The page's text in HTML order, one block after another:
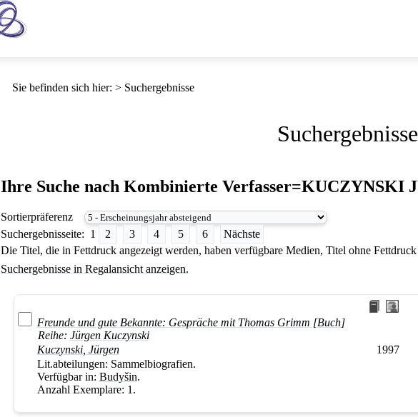
Sie befinden sich hier: Suchergebnisse
Suchergebnisse
Ihre Suche nach Kombinierte Verfasser=KUCZYNSKI
Sortierpräferenz
Suchergebnisseite: 1 2 3 4 5 6
Nächste
Die Titel, die in Fettdruck angezeigt werden, haben verfügbare Medien, Titel ohne
Suchergebnisse in Regalansicht anzeigen.
Freunde und gute Bekannte: Gespräche mit Thomas Grimm [Buch]
Reihe: Jürgen Kuczynski
Kuczynski, Jürgen
1997
Lit.abteilungen: Sammelbiografien.
Verfügbar in: Budyšin.
Anzahl Exemplare: 1.